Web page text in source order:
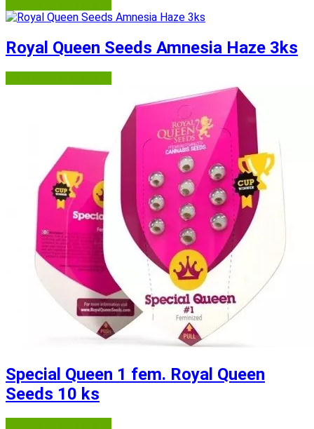
Royal Queen Seeds Amnesia Haze 3ks
Special Queen 1 fem. Royal Queen
Seeds 10 ks